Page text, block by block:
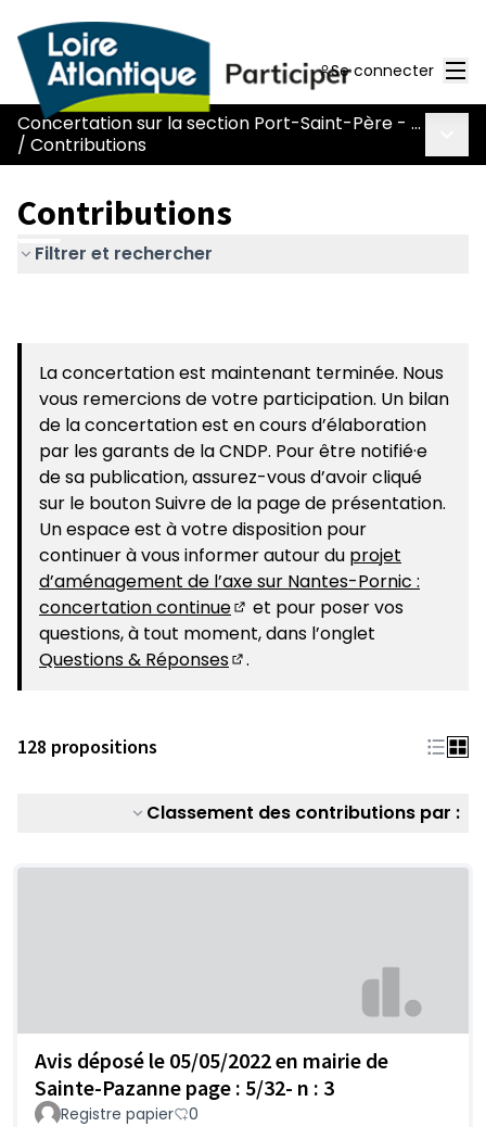
Se connecter
Concertation sur la section Port-Saint-Père - Le Pont Béranger de la route Nantes-Pornic
/ Contributions
Contributions
Filtrer et rechercher
La concertation est maintenant terminée. Nous
vous remercions de votre participation. Un bilan
de la concertation est en cours d’élaboration
par les garants de la CNDP. Pour être notifié·e
de sa publication, assurez-vous d’avoir cliqué
sur le bouton Suivre de la page de présentation.
Un espace est à votre disposition pour
continuer à vous informer autour du projet
d’aménagement de l’axe sur Nantes-Pornic :
concertation continue
(S'ouvre dans un nouvel
et pour poser vos
questions, à tout moment, dans l’onglet
Questions & Réponses
.
128 propositions
Classement des contributions par :
Avis déposé le 05/05/2022 en mairie de
Sainte-Pazanne page : 5/32- n : 3
Registre papier 0